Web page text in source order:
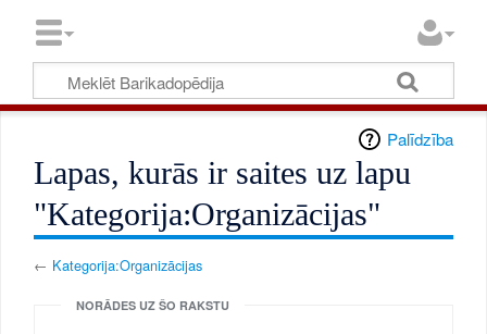
Palīdzība
Lapas, kurās ir saites uz lapu
"Kategorija:Organizācijas"
← Kategorija:Organizācijas
NORĀDES UZ ŠO RAKSTU